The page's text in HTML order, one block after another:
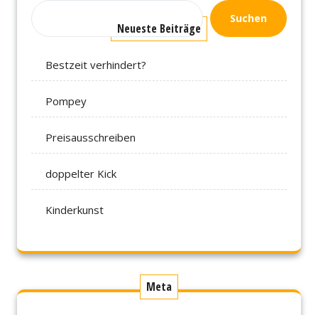
Suchen
Neueste Beiträge
Bestzeit verhindert?
Pompey
Preisausschreiben
doppelter Kick
Kinderkunst
Meta